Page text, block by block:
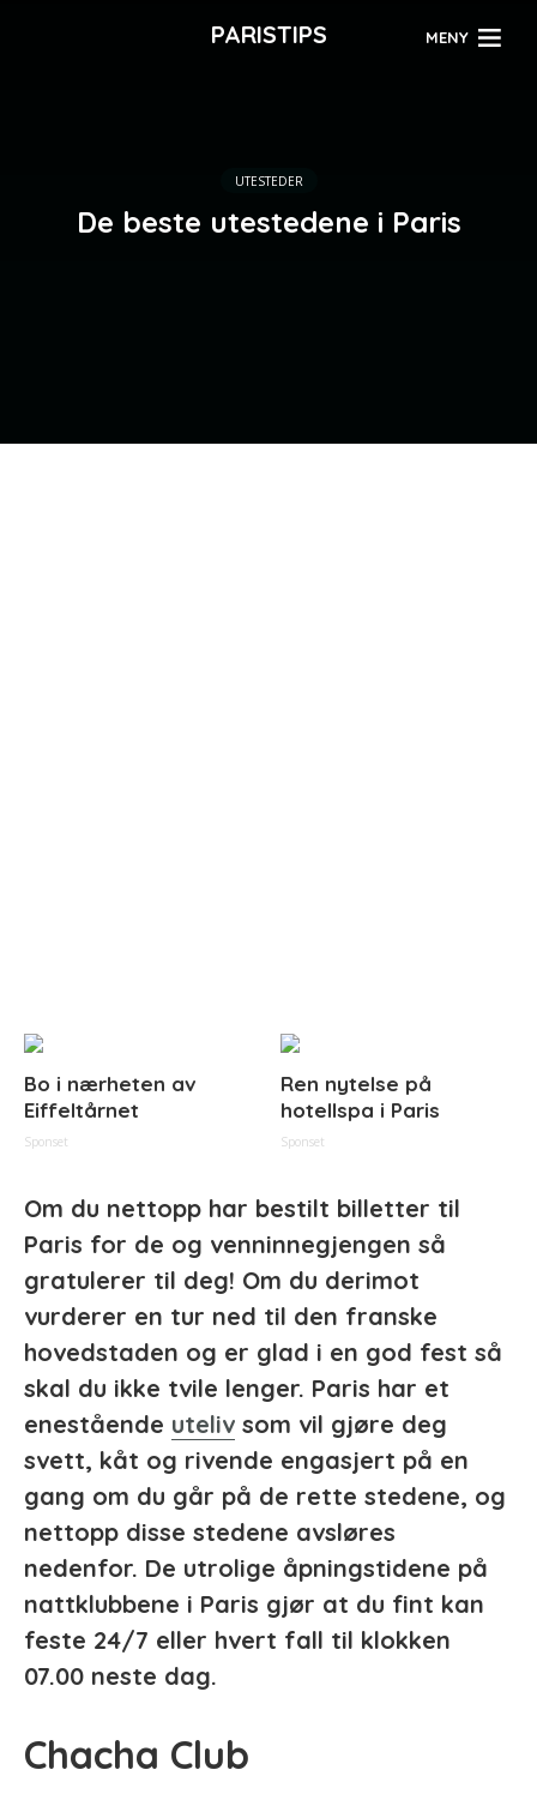
PARISTIPS MENY
UTESTEDER
De beste utestedene i Paris
Bo i nærheten av
Eiffeltårnet
Sponset
Ren nytelse på
hotellspa i Paris
Sponset
Om du nettopp har bestilt billetter til
Paris for de og venninnegjengen så
gratulerer til deg! Om du derimot
vurderer en tur ned til den franske
hovedstaden og er glad i en god fest så
skal du ikke tvile lenger. Paris har et
enestående uteliv som vil gjøre deg
svett, kåt og rivende engasjert på en
gang om du går på de rette stedene, og
nettopp disse stedene avsløres
nedenfor. De utrolige åpningstidene på
nattklubbene i Paris gjør at du fint kan
feste 24/7 eller hvert fall til klokken
07.00 neste dag.
Chacha Club